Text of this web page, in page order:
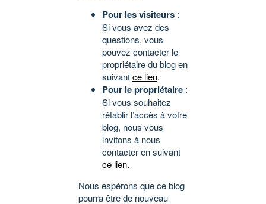
Pour les visiteurs :
Si vous avez des
questions, vous
pouvez contacter le
propriétaire du blog en
suivantce lien.
Pour le propriétaire :
Si vous souhaitez
rétablir l’accès à votre
blog, nous vous
invitons à nous
contacter en suivant
ce lien.
Nous espérons que ce blog
pourra être de nouveau